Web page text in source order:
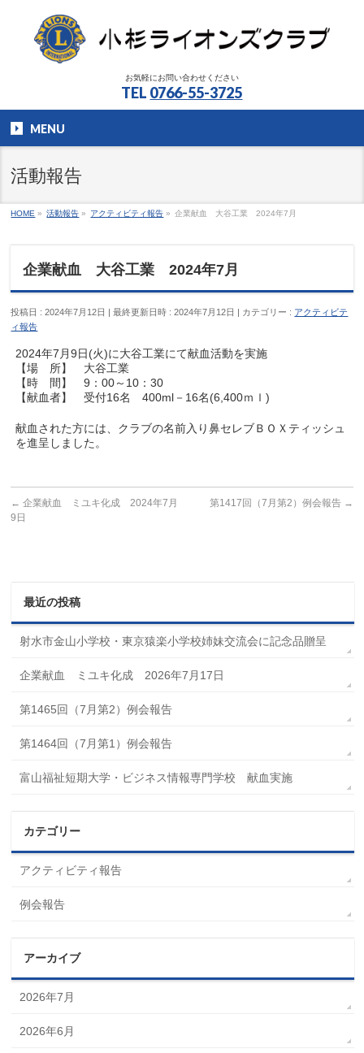
お気軽にお問い合わせください
TEL 0766-55-3725
MENU
活動報告
HOME » 活動報告 » アクティビティ報告 » 企業献血 大谷工業 2024年7月
企業献血 大谷工業 2024年7月
投稿日 : 2024年7月12日 最終更新日時 : 2024年7月12日 カテゴリー : アクティビテ
ィ報告
2024年7月9日(火)に大谷工業にて献血活動を実施
【場 所】 大谷工業
【時 間】 9：00～10：30
【献血者】 受付16名 400ml－16名(6,400ｍｌ)
献血された方には、クラブの名前入り鼻セレブＢＯＸティッシュ
を進呈しました。
← 企業献血 ミユキ化成 2024年7月
9日
第1417回（7月第2）例会報告 →
最近の投稿
射水市金山小学校・東京猿楽小学校姉妹交流会に記念品贈呈
企業献血 ミユキ化成 2026年7月17日
第1465回（7月第2）例会報告
第1464回（7月第1）例会報告
富山福祉短期大学・ビジネス情報専門学校 献血実施
カテゴリー
アクティビティ報告
例会報告
アーカイブ
2026年7月
2026年6月